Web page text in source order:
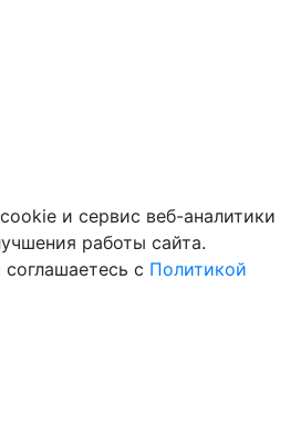
и сервис веб-аналитики
работы сайта.
с Политикой